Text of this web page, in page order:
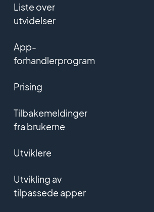
Liste over
utvidelser
App-
forhandlerprogram
Prising
Tilbakemeldinger
fra brukerne
Utviklere
Utvikling av
tilpassede apper